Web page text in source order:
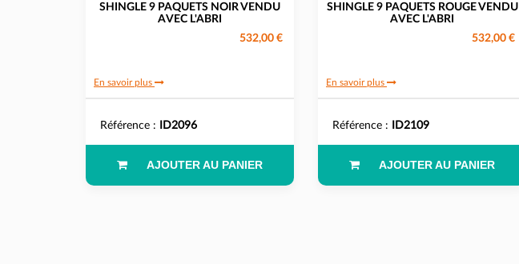
SHINGLE 9 PAQUETS NOIR VENDU
AVEC L'ABRI
532,00 €
En savoir plus
Référence : ID2096
AJOUTER AU PANIER
SHINGLE 9 PAQUETS ROUGE VENDU
AVEC L'ABRI
532,00 €
En savoir plus
Référence : ID2109
AJOUTER AU PANIER